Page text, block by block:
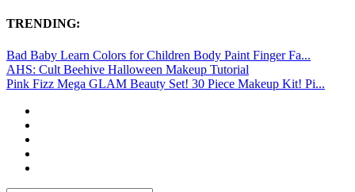
TRENDING:
Bad Baby Learn Colors for Children Body Paint Finger Fa...
AHS: Cult Beehive Halloween Makeup Tutorial
Pink Fizz Mega GLAM Beauty Set! 30 Piece Makeup Kit! Pi...